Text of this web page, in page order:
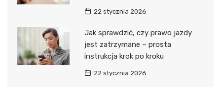
22 stycznia 2026
Jak sprawdzić, czy prawo jazdy
jest zatrzymane – prosta
instrukcja krok po kroku
22 stycznia 2026